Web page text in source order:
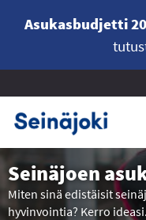
Asukasbudjetti
Seinäjoen
Miten sinä edistäisit
hyvinvointia? Kerro ideasi.